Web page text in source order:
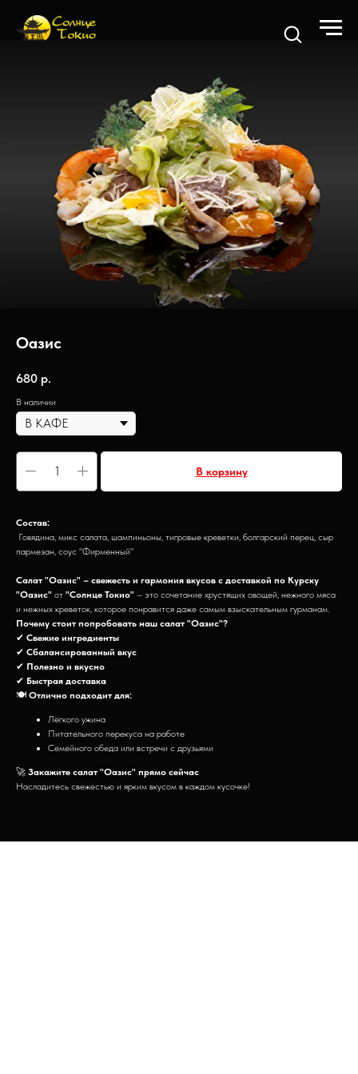
Оазис
680 р.
В наличии
В корзину
Состав:
Говядина, микс салата, шампиньоны, тигровые креветки, болгарский перец, сыр
пармезан, соус "Фирменный"
Салат "Оазис" – свежесть и гармония вкусов с доставкой по Курску
"Оазис" от "Солнце Токио" – это сочетание хрустящих овощей, нежного мяса
и нежных креветок, которое понравится даже самым взыскательным гурманам.
Почему стоит попробовать наш салат "Оазис"?
✔ Свежие ингредиенты
✔ Сбалансированный вкус
✔ Полезно и вкусно
✔ Быстрая доставка
🍽 Отлично подходит для:
Лёгкого ужина
Питательного перекуса на работе
Семейного обеда или встречи с друзьями
🚀 Закажите салат "Оазис" прямо сейчас
Насладитесь свежестью и ярким вкусом в каждом кусочке!